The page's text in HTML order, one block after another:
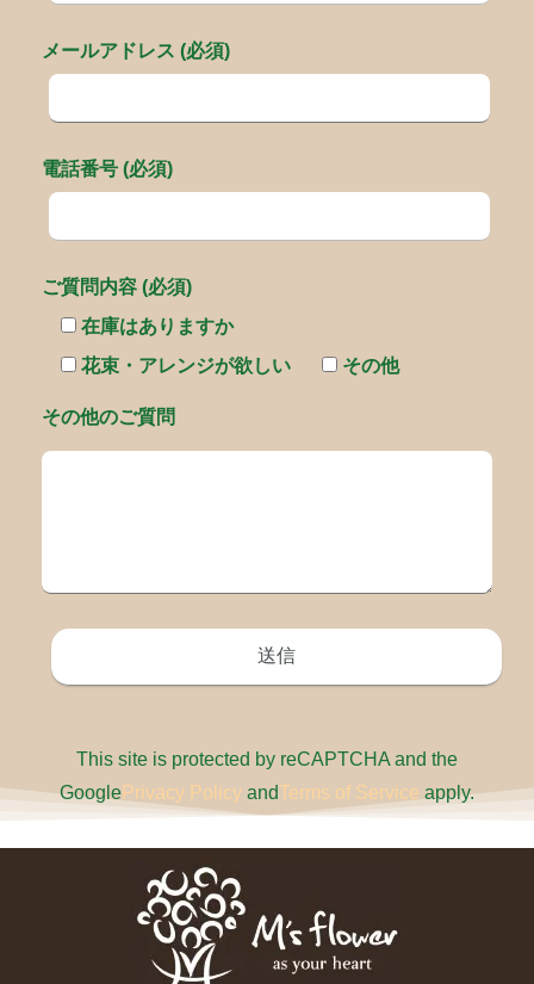
メールアドレス (必須)
電話番号 (必須)
ご質問内容 (必須)
在庫はありますか
花束・アレンジが欲しい
その他
その他のご質問
This site is protected by reCAPTCHA and the
GooglePrivacy Policy andTerms of Service apply.